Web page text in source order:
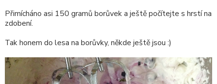
Přimícháno asi 150 gramů borůvek a ještě počítejte s hrstí na
zdobení.
Tak honem do lesa na borůvky, někde ještě jsou :)